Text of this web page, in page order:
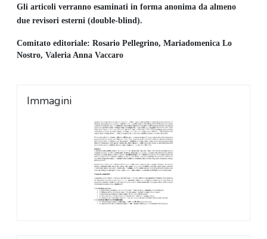
Gli articoli verranno esaminati in forma anonima da almeno
due revisori esterni (double-blind).
Comitato editoriale: Rosario Pellegrino, Mariadomenica Lo
Nostro, Valeria Anna Vaccaro
Immagini